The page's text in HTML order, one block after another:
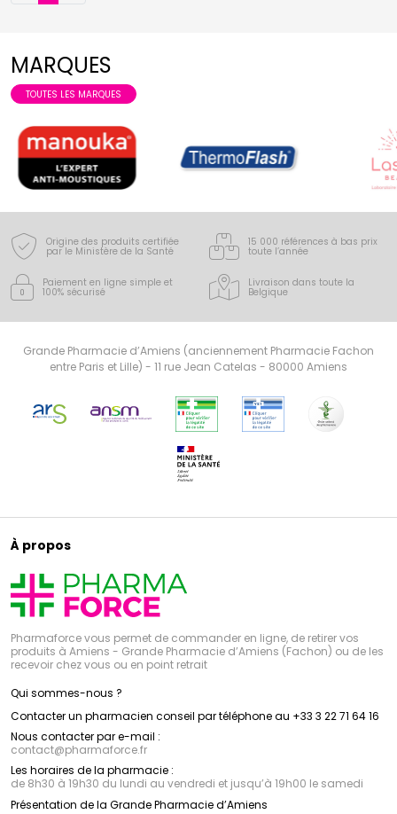
MARQUES
TOUTES LES MARQUES
Origine des produits certifiée
par le Ministère de la Santé
15 000 références à bas prix
toute l’année
Paiement en ligne simple et
100% sécurisé
Livraison dans toute la
Belgique
Grande Pharmacie d’Amiens (anciennement Pharmacie Fachon
entre Paris et Lille) - 11 rue Jean Catelas - 80000 Amiens
À propos
Pharmaforce vous permet de commander en ligne, de retirer vos
produits à Amiens - Grande Pharmacie d’Amiens (Fachon) ou de les
recevoir chez vous ou en point retrait
Qui sommes-nous ?
Contacter un pharmacien conseil par téléphone au +33 3 22 71 64 16
Nous contacter par e-mail :
contact@pharmaforce.fr
Les horaires de la pharmacie :
de 8h30 à 19h30 du lundi au vendredi et jusqu’à 19h00 le samedi
Présentation de la Grande Pharmacie d’Amiens